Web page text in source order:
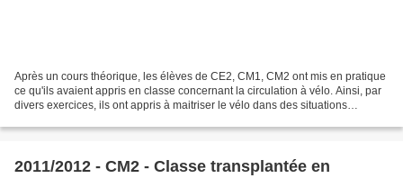
Après un cours théorique, les élèves de CE2, CM1, CM2 ont mis en pratique
ce qu'ils avaient appris en classe concernant la circulation à vélo. Ainsi, par
divers exercices, ils ont appris à maitriser le vélo dans des situations
2011/2012 - CM2 - Classe transplantée en